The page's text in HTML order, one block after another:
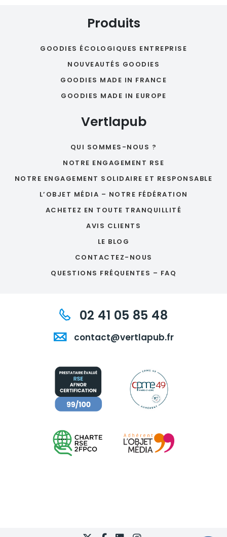
Produits
GOODIES ÉCOLOGIQUES ENTREPRISE
NOUVEAUTÉS GOODIES
GOODIES MADE IN FRANCE
GOODIES MADE IN EUROPE
Vertlapub
QUI SOMMES-NOUS ?
NOTRE ENGAGEMENT RSE
NOTRE ENGAGEMENT SOLIDAIRE ET RESPONSABLE
L’OBJET MÉDIA – NOTRE FÉDÉRATION
ACHETEZ EN TOUTE TRANQUILLITÉ
AVIS CLIENTS
LE BLOG
CONTACTEZ-NOUS
QUESTIONS FRÉQUENTES – FAQ
02 41 05 85 48
contact@vertlapub.fr